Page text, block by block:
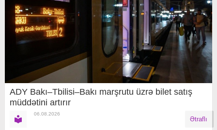
ADY Bakı–Tbilisi–Bakı marşrutu üzrə bilet satış
müddətini artırır
06.08.2026
Ətraflı